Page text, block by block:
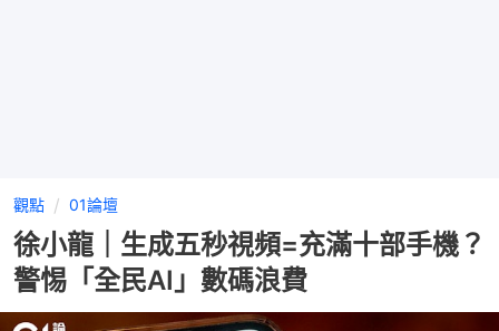
觀點 01論壇
徐小龍｜生成五秒視頻=充滿十部手機？
警惕「全民AI」數碼浪費